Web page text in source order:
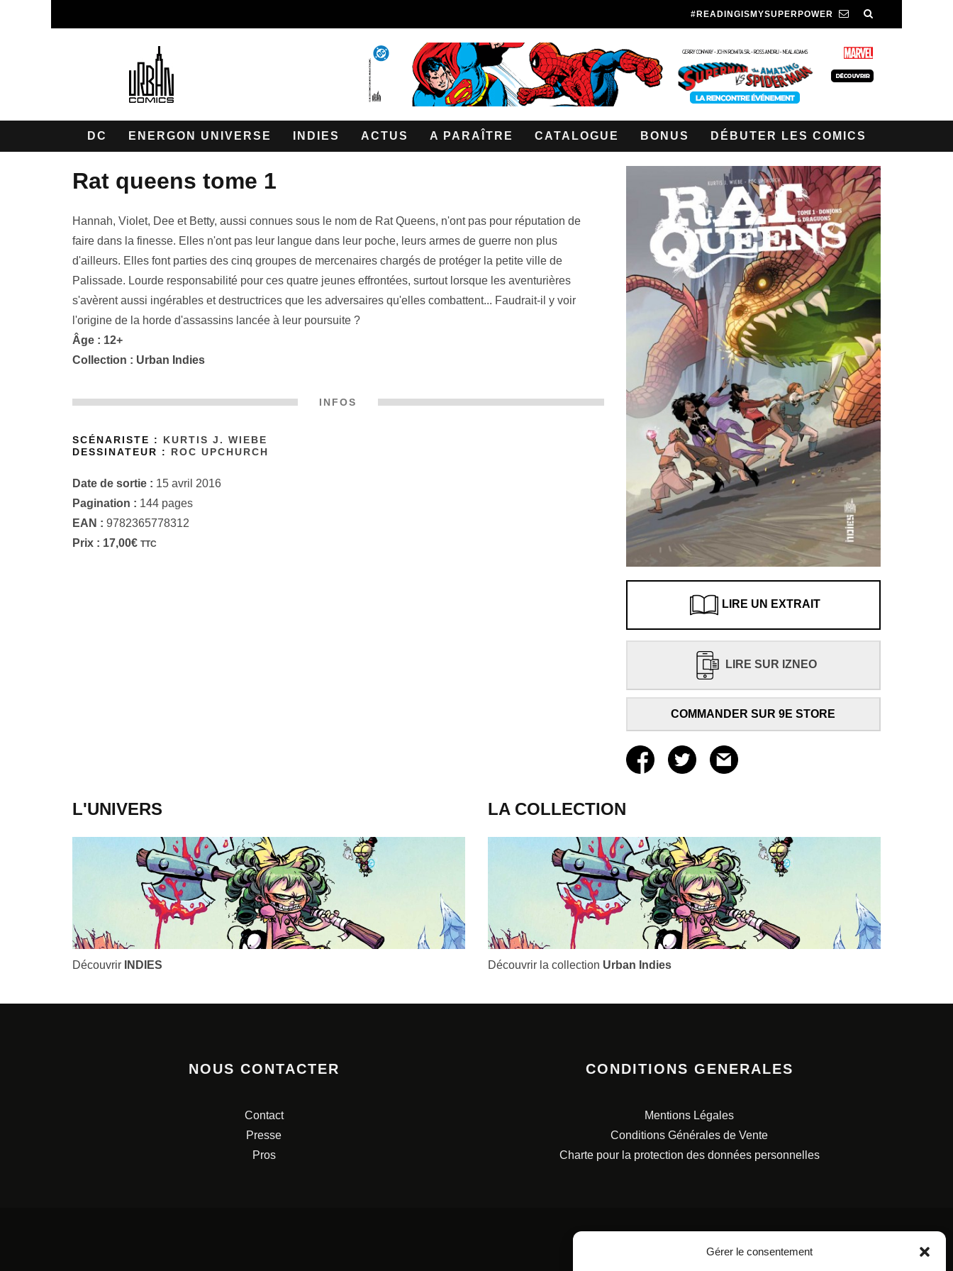
Gérer le consentement
#READINGISMYSUPERPOWER
DC ENERGON UNIVERSE INDIES ACTUS A PARAÎTRE CATALOGUE BONUS DÉBUTER LES COMICS
rat queens tome 1
Hannah, Violet, Dee et Betty, aussi connues sous le nom de Rat Queens, n'ont pas pour réputation de
faire dans la finesse. Elles n'ont pas leur langue dans leur poche, leurs armes de guerre non plus
d'ailleurs. Elles font parties des cinq groupes de mercenaires chargés de protéger la petite ville de
Palissade. Lourde responsabilité pour ces quatre jeunes effrontées, surtout lorsque les aventurières
s'avèrent aussi ingérables et destructrices que les adversaires qu'elles combattent... Faudrait-il y voir
l'origine de la horde d'assassins lancée à leur poursuite ?
Âge : 12+
Collection : Urban Indies
INFOS
SCÉNARISTE :
KURTIS J. WIEBE
DESSINATEUR :
ROC UPCHURCH
Date de sortie : 15 avril 2016
Pagination : 144 pages
EAN : 9782365778312
Prix : 17,00€ TTC
LIRE UN EXTRAIT
LIRE SUR IZNEO
COMMANDER SUR 9E STORE
L'UNIVERS
Découvrir INDIES
LA COLLECTION
Découvrir la collection Urban Indies
NOUS CONTACTER
Contact
Presse
Pros
CONDITIONS GENERALES
Mentions Légales
Conditions Générales de Vente
Charte pour la protection des données personnelles